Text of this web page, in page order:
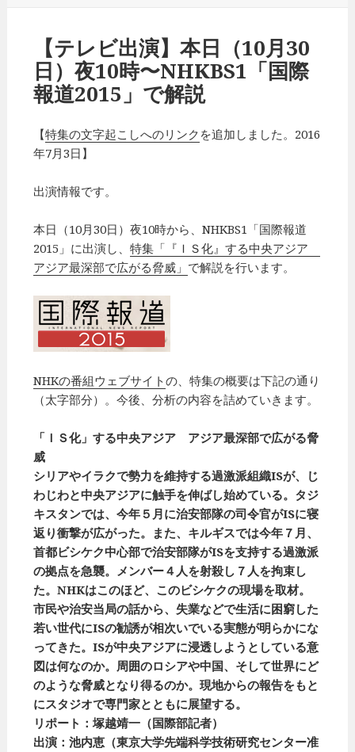
【テレビ出演】本日（10月30
日）夜10時〜NHKBS1「国際
報道2015」で解説
【特集の文字起こしへのリンク を追加しました。2016
年7月3日】
出演情報です。
本日（10月30日）夜10時から、NHKBS1「国際報道
2015」に出演し、特集「『ＩＳ化』する中央アジア
アジア最深部で広がる脅威」 で解説を行います。
NHKの番組ウェブサイトの、特集の概要は下記の通り
（太字部分）。今後、分析の内容を詰めていきます。
「ＩＳ化」する中央アジア アジア最深部で広がる脅
威
シリアやイラクで勢力を維持する過激派組織ISが、じ
わじわと中央アジアに触手を伸ばし始めている。タジ
キスタンでは、今年５月に治安部隊の司令官がISに寝
返り衝撃が広がった。また、キルギスでは今年７月、
首都ビシケク中心部で治安部隊がISを支持する過激派
の拠点を急襲。メンバー４人を射殺し７人を拘束し
た。NHKはこのほど、このビシケクの現場を取材。
市民や治安当局の話から、失業などで生活に困窮した
若い世代にISの勧誘が相次いでいる実態が明らかにな
ってきた。ISが中央アジアに浸透しようとしている意
図は何なのか。周囲のロシアや中国、そして世界にど
のような脅威となり得るのか。現地からの報告をもと
にスタジオで専門家とともに展望する。
リポート：塚越靖一（国際部記者）
出演：池内恵（東京大学先端科学技術研究センター准